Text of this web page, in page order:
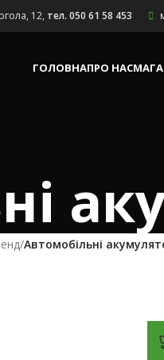
12, тел. 050 61 58 453
ГОЛОВНАПРО НАС
/Автомобільні